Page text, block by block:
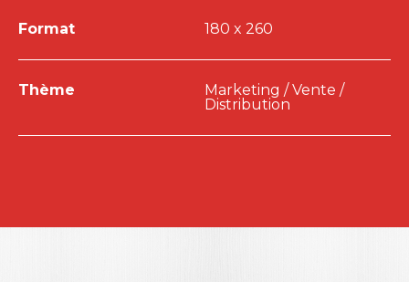
Format 180 x 260
Thème
Marketing / Vente /
Distribution